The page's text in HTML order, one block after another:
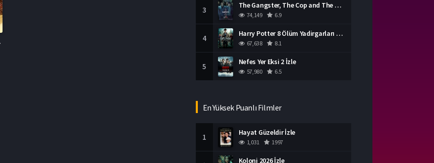
3 The Gangster, The Cop and The Devil Türkçe Dublaj İzle
74,149 6.9
4 Harry Potter 8 Ölüm Yadirgarları Bölüm 2 İzle
67,638 8.1
5 Nefes Yer Eksi 2 İzle
57,980 6.5
En Yüksek Puanlı Filmler
1 Hayat Güzeldir İzle
1,031 1997
Koloni 2026 İzle